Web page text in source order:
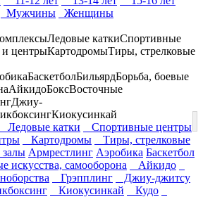
Мужчины
Женщины
Ледовые каткиСпортивные
центрыКартодромыТиры, стрелковые
БаскетболБильярдБорьба, боевые
АйкидоБоксВосточные
Джиу-
Киокусинкай
Ледовые катки
Спортивные центры
Картодромы
Тиры, стрелковые
Армрестлинг Аэробика Баскетбол
искусства, самооборона
Айкидо
Грэпплинг
Джиу-джитсу
Киокусинкай Кудо